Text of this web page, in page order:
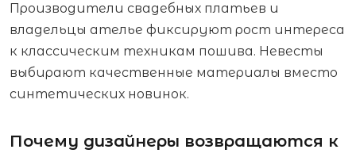
Производители свадебных платьев и
владельцы ателье фиксируют рост интереса
к классическим техникам пошива. Невесты
выбирают качественные материалы вместо
синтетических новинок.
Почему дизайнеры возвращаются к